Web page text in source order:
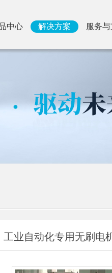
中心 解决方案 服务
工业自动化专用无刷电